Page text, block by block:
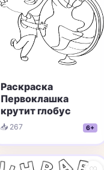
Раскраска
Первоклашка
крутит глобус
📥 267 6+